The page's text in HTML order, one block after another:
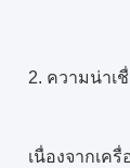
2. ความน่าเ
เนื่องจากเค